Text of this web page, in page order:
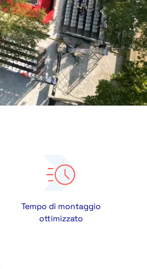
Tempo di montaggio
ottimizzato